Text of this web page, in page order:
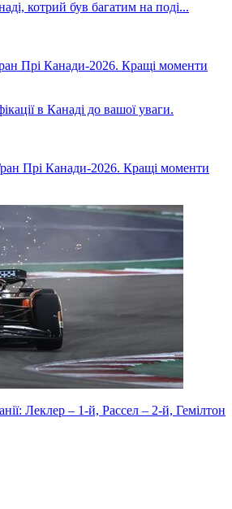
Прі Канади-2026. Кращі моменти
Прі Канади-2026. Кращі моменти
Леклер – 1-й, Рассел – 2-й, Гемілтон